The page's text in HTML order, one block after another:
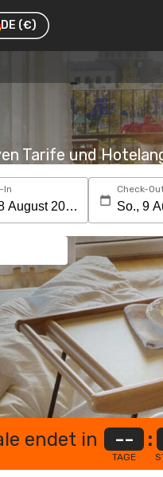
DE (€)
Tarife und
In Check-
endet in --
TAGE
: